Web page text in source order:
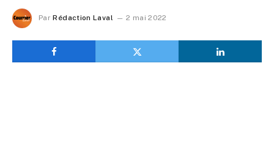
Par Rédaction Laval 2 mai 2022